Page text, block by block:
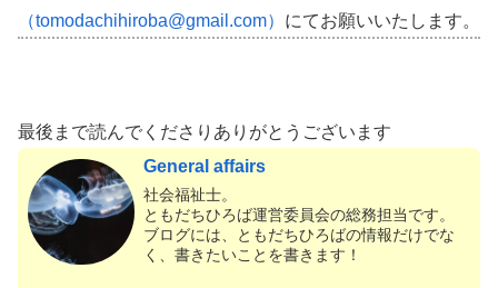
（tomodachihiroba@gmail.com） にてお願いいたします。
最後まで読んでくださりありがとうございます
General affairs
社会福祉士。
ともだちひろば運営委員会の総務担当です。
ブログには、ともだちひろばの情報だけでな
く、書きたいことを書きます！